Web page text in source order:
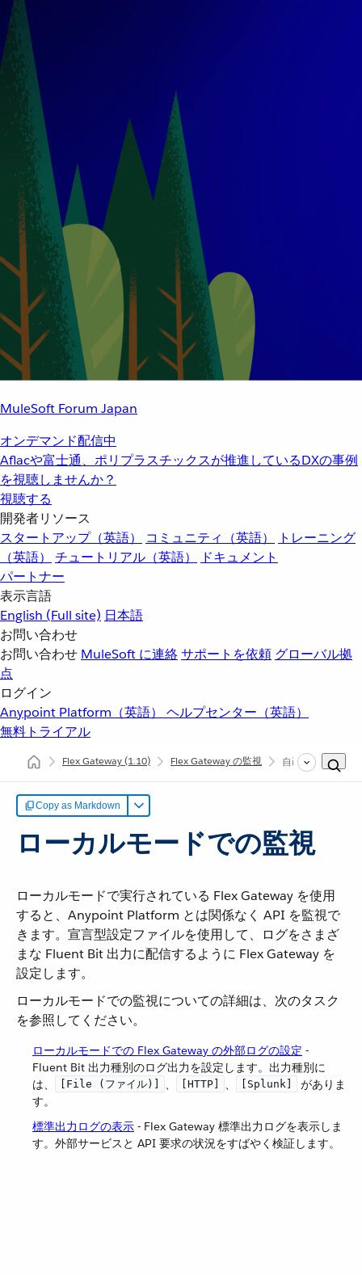
MuleSoft Forum Japan
オンデマンド配信中
Aflacや富士通、ポリプラスチックスが推進しているDXの事例
を視聴しませんか？
視聴する
開発者リソース
スタートアップ（英語）
コミュニティ（英語）
トレーニング
（英語）
チュートリアル（英語）
ドキュメント
パートナー
表示言語
English (Full site) 日本語
お問い合わせ
お問い合わせ MuleSoft に連絡サポートを依頼 グローバル拠
点
ログイン
Anypoint Platform（英語） ヘルプセンター（英語）
無料トライアル
Flex Gateway(1.10) Flex Gateway の監視 自己管理ローカ
Copy as Markdown
ローカルモードでの監視
ローカルモードで実行されている Flex Gateway を使用
すると、Anypoint Platform とは関係なく API を監視で
きます。宣言型設定ファイルを使用して、ログをさまざ
まな Fluent Bit 出力に配信するように Flex Gateway を
設定します。
ローカルモードでの監視についての詳細は、次のタスク
を参照してください。
ローカルモードでの Flex Gateway の外部ログの設定 ​ -
Fluent Bit 出力種別のログ出力を設定します。出力種別に
は、​
[File (ファイル)] ​、​ [HTTP] ​、​ [Splunk]
​ がありま
す。
標準出力ログの表示 ​ - Flex Gateway 標準出力ログを表示しま
す。外部サービスと API 要求の状況をすばやく検証します。